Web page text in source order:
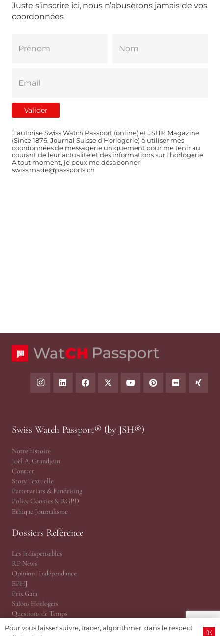
Juste s’inscrire ici, nous n’abuserons jamais de vos
coordonnées
J'autorise Swiss Watch Passport (online) et JSH® Magazine
(Since 1876, Journal Suisse d'Horlogerie) à utiliser mes
coordonnées de messagerie uniquement pour me tenir au
courant de leur actualité et des informations sur l'horlogerie.
A tout moment, je peux me désabonner
swiss.made@passports.ch
Swiss Watch Passport® (by JSH®)
Notre histoire
Joël A. Grandjean
Contact
Story Textuelle
Partenariats & Fundrising
Police Cookies & RGPD
Ethique Journalisme
Dossiers Référence
Les Indispensables
RP News
Opinion | Indépendance
EPHJ
Prix Gaïa
Salons Horlogers
Questions de Temps
Tekitoi par Amandine
JSH Magazine, version papier
Pour vous laisser suivre, tracer, algorithmer, dans le respect
OK